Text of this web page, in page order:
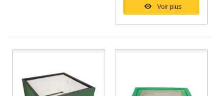
Voir plus